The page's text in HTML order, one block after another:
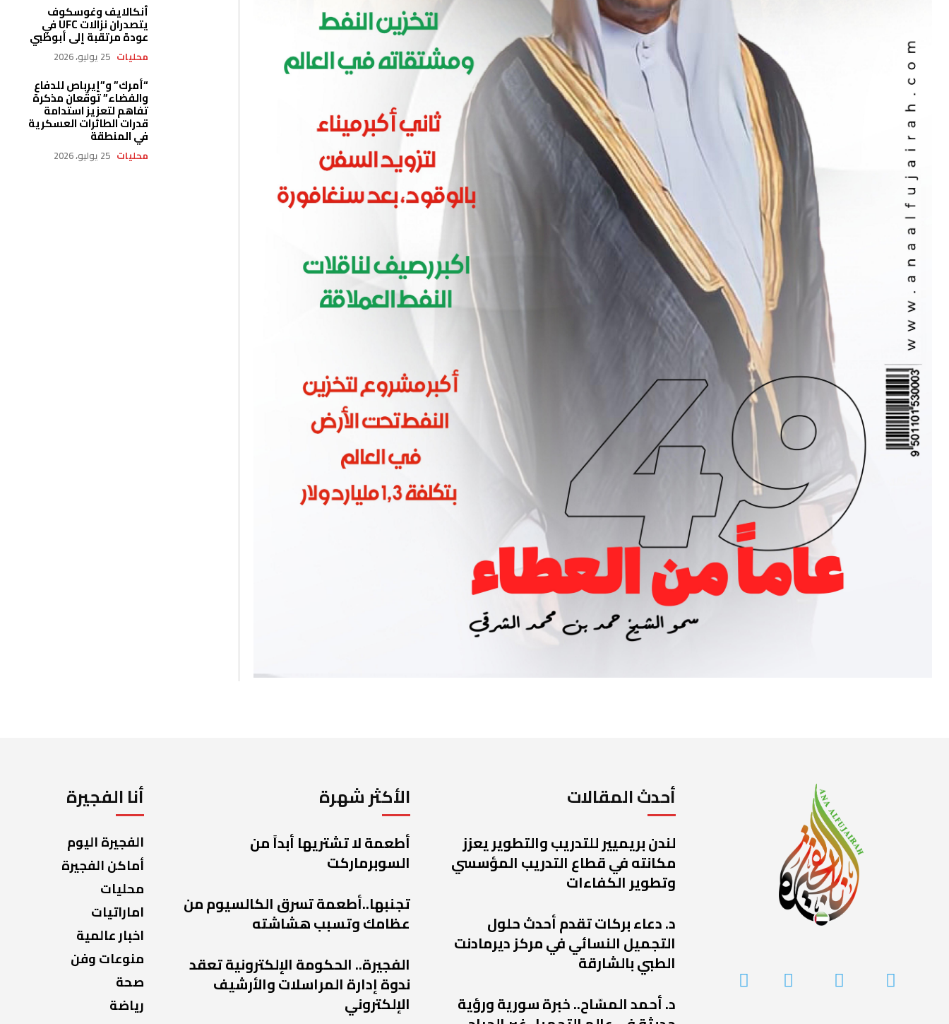
أنكالايف وغوسكوف
يتصدران نزالات UFC في
عودة مرتقبة إلى أبوظبي
محليات 25 يوليو، 2026
“أمرك” و”إيرباص للدفاع
والفضاء” توقّعان مذكرة
تفاهم لتعزيز استدامة
قدرات الطائرات العسكرية
في المنطقة
محليات 25 يوليو، 2026
أنا الفجيرة
الفجيرة اليوم
أماكن الفجيرة
محليات
اماراتيات
اخبار عالمية
منوعات وفن
صحة
رياضة
الأكثر شهرة
أطعمة لا تشتريها أبداً من
السوبرماركت
تجنبها..أطعمة تسرق الكالسيوم من
عظامك وتسبب هشاشته
الفجيرة.. الحكومة الإلكترونية تعقد
ندوة إدارة المراسلات والأرشيف
الإلكتروني
أحدث المقالات
لندن بريميير للتدريب والتطوير يعزز
مكانته في قطاع التدريب المؤسسي
وتطوير الكفاءات
د. دعاء بركات تقدم أحدث حلول
التجميل النسائي في مركز ديرمادنت
الطبي بالشارقة
د. أحمد المسّاح.. خبرة سورية ورؤية